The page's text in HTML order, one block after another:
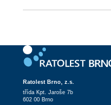
Ratolest Brno, z.s.
třída Kpt. Jaroše 7b
602 00 Brno